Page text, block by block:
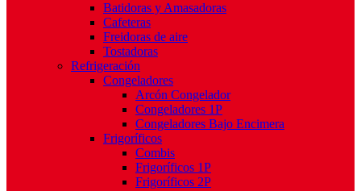
Batidoras y Amasadoras
Cafeteras
Freidoras de aire
Tostadoras
Refrigeración
Congeladores
Arcón Congelador
Congeladores 1P
Congeladores Bajo Encimera
Frigoríficos
Combis
Frigoríficos 1P
Frigoríficos 2P